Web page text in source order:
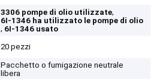
3306 pompe di olio utilizzate,
6I-1346 ha utilizzato le pompe di olio
, 6I-1346 usato
20 pezzi
Pacchetto o fumigazione neutrale
libera